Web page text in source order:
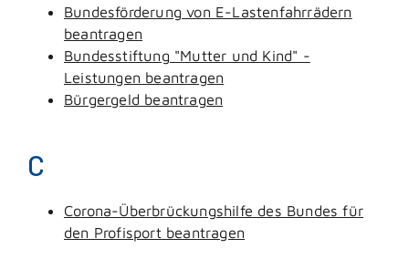
Bundesförderung von E-Lastenfahrrädern
beantragen
Bundesstiftung "Mutter und Kind" -
Leistungen beantragen
Bürgergeld beantragen
C
Corona-Überbrückungshilfe des Bundes für
den Profisport beantragen